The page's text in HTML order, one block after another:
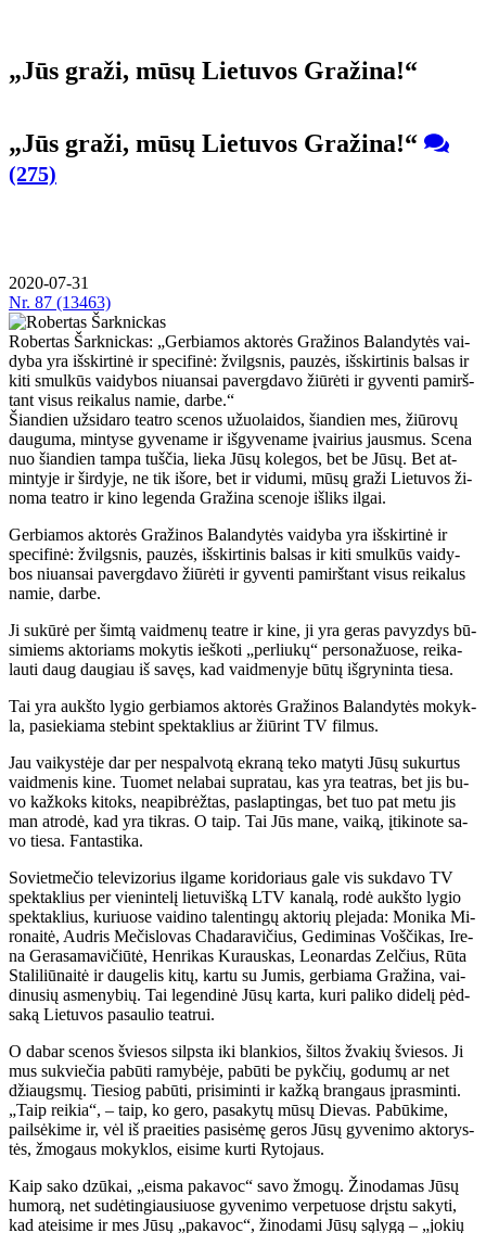
„Jūs gra­ži, mū­sų Lie­tu­vos Gra­ži­na!“
„Jūs gra­ži, mū­sų Lie­tu­vos Gra­ži­na!“
(275)
2020-07-31
Nr. 87 (13463)
Robertas Šarknickas: „Ger­bia­mos ak­to­rės Gra­ži­nos Ba­lan­dy­tės vai­
dy­ba yra iš­skir­ti­nė ir spe­ci­fi­nė: žvilgs­nis, pau­zės, iš­skir­ti­nis bal­sas ir
ki­ti smul­kūs vai­dy­bos niu­an­sai pa­verg­da­vo žiū­rė­ti ir gy­ven­ti pa­mirš­
tant vi­sus rei­ka­lus na­mie, dar­be.“
Šian­dien už­si­da­ro te­at­ro sce­nos užuo­lai­dos, šian­dien mes, žiū­ro­vų
dau­gu­ma, min­ty­se gy­ve­na­me ir iš­gy­ve­na­me įvai­rius jaus­mus. Sce­na
nuo šian­dien tam­pa tuš­čia, lie­ka Jū­sų ko­le­gos, bet be Jū­sų. Bet at­
min­ty­je ir šir­dy­je, ne tik iš­ore, bet ir vi­du­mi, mū­sų gra­ži Lie­tu­vos ži­
no­ma te­at­ro ir ki­no le­gen­da Gra­ži­na sce­no­je iš­liks il­gai.
Ger­bia­mos ak­to­rės Gra­ži­nos Ba­lan­dy­tės vai­dy­ba yra iš­skir­ti­nė ir
spe­ci­fi­nė: žvilgs­nis, pau­zės, iš­skir­ti­nis bal­sas ir ki­ti smul­kūs vai­dy­
bos niu­an­sai pa­verg­da­vo žiū­rė­ti ir gy­ven­ti pa­mirš­tant vi­sus rei­ka­lus
na­mie, dar­be.
Ji su­kū­rė per šim­tą vaid­me­nų te­at­re ir ki­ne, ji yra ge­ras pa­vyz­dys bū­
si­miems ak­to­riams mo­ky­tis ieš­ko­ti „per­liu­kų“ per­so­na­žuo­se, rei­ka­
lau­ti daug dau­giau iš sa­vęs, kad vaid­me­ny­je bū­tų iš­gry­nin­ta tie­sa.
Tai yra aukš­to ly­gio ger­bia­mos ak­to­rės Gra­ži­nos Ba­lan­dy­tės mo­kyk­
la, pa­sie­kia­ma ste­bint spek­tak­lius ar žiū­rint TV fil­mus.
Jau vai­kys­tė­je dar per ne­spal­vo­tą ek­ra­ną te­ko ma­ty­ti Jū­sų su­kur­tus
vaid­me­nis ki­ne. Tuo­met ne­la­bai su­pra­tau, kas yra te­at­ras, bet jis bu­
vo kaž­koks ki­toks, ne­apib­rėž­tas, pa­slap­tin­gas, bet tuo pat me­tu jis
man at­ro­dė, kad yra tik­ras. O taip. Tai Jūs ma­ne, vai­ką, įti­ki­no­te sa­
vo tie­sa. Fan­tas­ti­ka.
So­viet­me­čio te­le­vi­zo­rius il­ga­me ko­ri­do­riaus ga­le vis suk­da­vo TV
spek­tak­lius per vie­nin­te­lį lie­tu­viš­ką LTV ka­na­lą, ro­dė aukš­to ly­gio
spek­tak­lius, ku­riuo­se vai­di­no ta­len­tin­gų ak­to­rių ple­ja­da: Mo­ni­ka Mi­
ro­nai­tė, Aud­ris Me­čis­lo­vas Cha­da­ra­vi­čius, Ge­di­mi­nas Voš­či­kas, Ire­
na Ge­ra­sa­ma­vi­čiū­tė, Hen­ri­kas Ku­raus­kas, Le­o­nar­das Zel­čius, Rū­ta
Sta­li­liū­nai­tė ir dau­ge­lis ki­tų, kar­tu su Ju­mis, ger­bia­ma Gra­ži­na, vai­
di­nu­sių as­me­ny­bių. Tai le­gen­di­nė Jū­sų kar­ta, ku­ri pa­li­ko di­de­lį pėd­
sa­ką Lie­tu­vos pa­sau­lio te­at­rui.
O da­bar sce­nos švie­sos silps­ta iki blan­kios, šil­tos žva­kių švie­sos. Ji
mus su­kvie­čia pa­bū­ti ra­my­bė­je, pa­bū­ti be pyk­čių, go­du­mų ar net
džiaugs­mų. Tie­siog pa­bū­ti, pri­si­min­ti ir kaž­ką bran­gaus įpras­min­ti.
„Taip rei­kia“, – taip, ko ge­ro, pa­sa­ky­tų mū­sų Die­vas. Pa­bū­ki­me,
pail­sė­ki­me ir, vėl iš pra­ei­ties pa­si­sė­mę ge­ros Jū­sų gy­ve­ni­mo ak­to­rys­
tės, žmo­gaus mo­kyk­los, ei­si­me kur­ti Ry­to­jaus.
Kaip sa­ko dzū­kai, „eis­ma pa­ka­voc“ sa­vo žmo­gų. Ži­no­da­mas Jū­sų
hu­mo­rą, net su­dė­tin­giau­siuo­se gy­ve­ni­mo ver­pe­tuo­se drįs­tu sa­ky­ti,
kad at­ei­si­me ir mes Jū­sų „pa­ka­voc“, ži­no­da­mi Jū­sų są­ly­gą – „jo­kių